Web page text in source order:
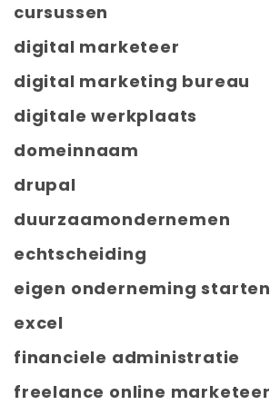
cursussen
digital marketeer
digital marketing bureau
digitale werkplaats
domeinnaam
drupal
duurzaamondernemen
echtscheiding
eigen onderneming starten
excel
financiele administratie
freelance online marketeer